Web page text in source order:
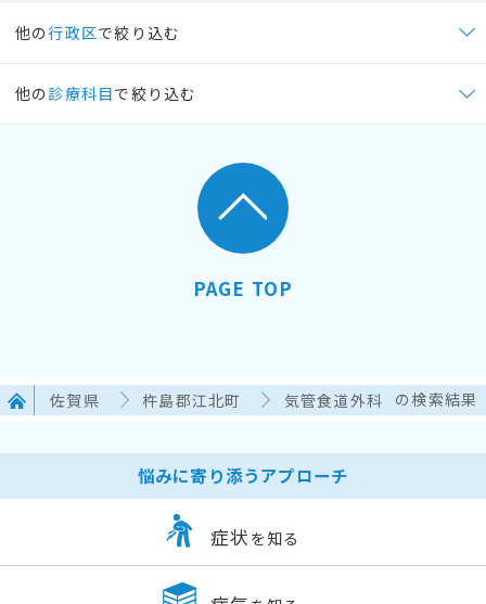
他の行政区で絞り込む
他の 診療科目で絞り込む
PAGE TOP
佐賀県 杵島郡江北町 気管食道外科 の検索結果
悩みに寄り添うアプローチ
症状 を知る